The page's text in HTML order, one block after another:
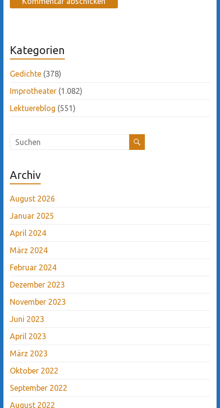
Kategorien
Gedichte(378)
Improtheater(1.082)
Lektuereblog (551)
Archiv
August 2026
Januar 2025
April 2024
März 2024
Februar 2024
Dezember 2023
November 2023
Juni 2023
April 2023
März 2023
Oktober 2022
September 2022
August 2022